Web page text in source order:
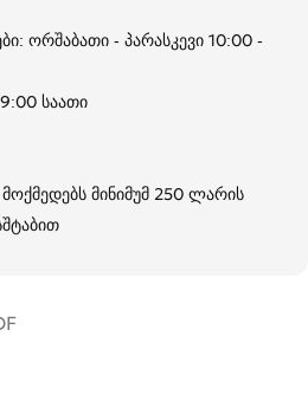
ორშაბათი - პარასკევი 10:00 -
საათი
მინიმუმ 250 ლარის